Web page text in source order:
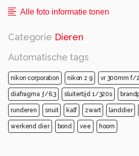
Alle foto informatie tonen
Categorie Dieren
Automatische tags
nikon corporation nikon z 9 vr 300mm f/
diafragma ƒ/6.3 sluitertijd 1/320s
runderen snuit kalf zwart landdier
werkend dier bond vee hoorn